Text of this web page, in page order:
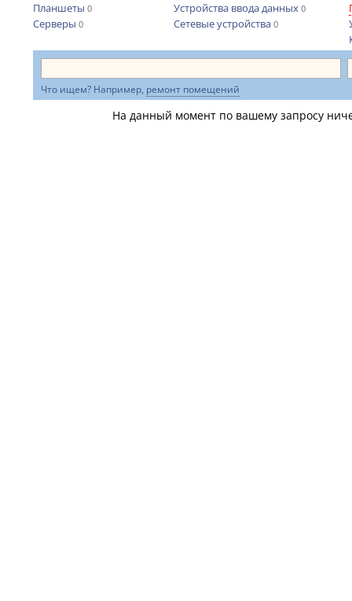
Планшеты 0
Серверы 0
Устройства ввода данных 0
Сетевые устройства 0
Что ищем? Например, ремонт помещений
На данный момент по вашему запросу